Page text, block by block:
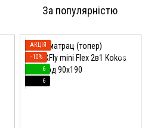
За популярністю
АКЦІЯ
−10%
6
6